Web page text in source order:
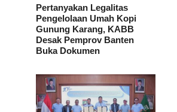
Pertanyakan Legalitas
Pengelolaan Umah Kopi
Gunung Karang, KABB
Desak Pemprov Banten
Buka Dokumen